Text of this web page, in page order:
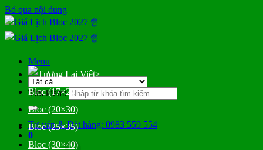
Bỏ qua nội dung
Menu
Tìm kiếm:
Tư vấn & Đặt hàng: 0983 559 554
0
>
Bloc (17×24)
Bloc (20×30)
Bloc (25×35)
Bloc (30×40)